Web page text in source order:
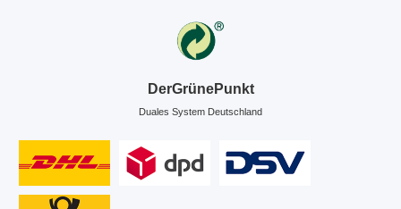
DerGrünePunkt
Duales System Deutschland